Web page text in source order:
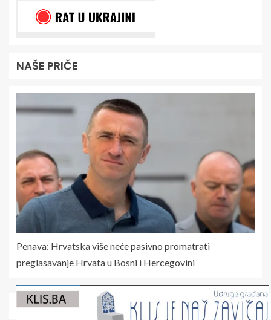
NAŠE PRIČE
Penava: Hrvatska više neće pasivno promatrati
preglasavanje Hrvata u Bosni i Hercegovini